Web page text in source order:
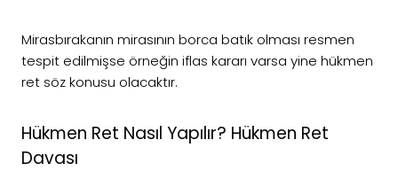
Mirasbırakanın mirasının borca batık olması resmen
tespit edilmişse örneğin iflas kararı varsa yine hükmen
ret söz konusu olacaktır.
Hükmen Ret Nasıl Yapılır? Hükmen Ret
Davası